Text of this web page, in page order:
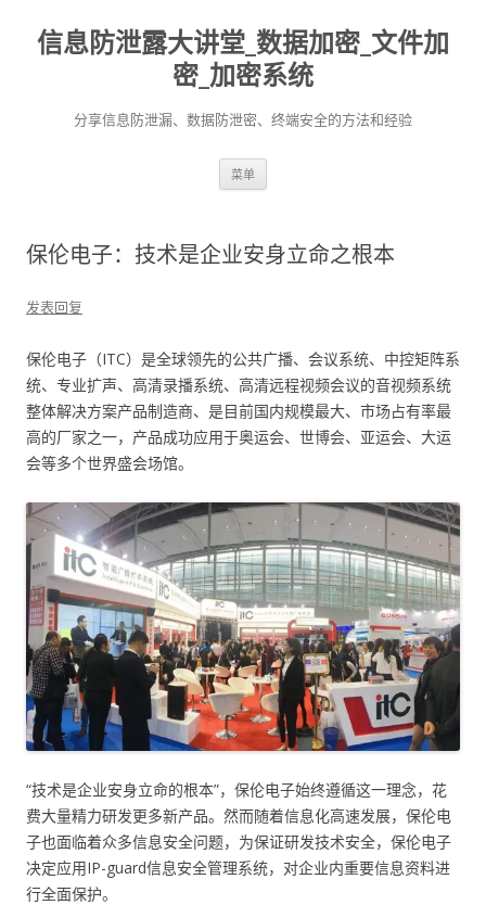
信息防泄露大讲堂_数据加密_文件加
密_加密系统
分享信息防泄漏、数据防泄密、终端安全的方法和经验
菜单
保伦电子：技术是企业安身立命之根本
发表回复
保伦电子（ITC）是全球领先的公共广播、会议系统、中控矩阵系
统、专业扩声、高清录播系统、高清远程视频会议的音视频系统
整体解决方案产品制造商、是目前国内规模最大、市场占有率最
高的厂家之一，产品成功应用于奥运会、世博会、亚运会、大运
会等多个世界盛会场馆。
“技术是企业安身立命的根本”，保伦电子始终遵循这一理念，花
费大量精力研发更多新产品。然而随着信息化高速发展，保伦电
子也面临着众多信息安全问题，为保证研发技术安全，保伦电子
决定应用IP-guard信息安全管理系统，对企业内重要信息资料进
行全面保护。